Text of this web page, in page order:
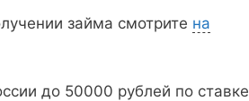
займа смотрите на
до 50000 рублей по ставке